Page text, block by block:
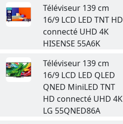
Téléviseur 139 cm
16/9 LCD LED TNT HD
connecté UHD 4K
HISENSE 55A6K
Téléviseur 139 cm
16/9 LCD LED QLED
QNED MiniLED TNT
HD connecté UHD 4K
LG 55QNED86A